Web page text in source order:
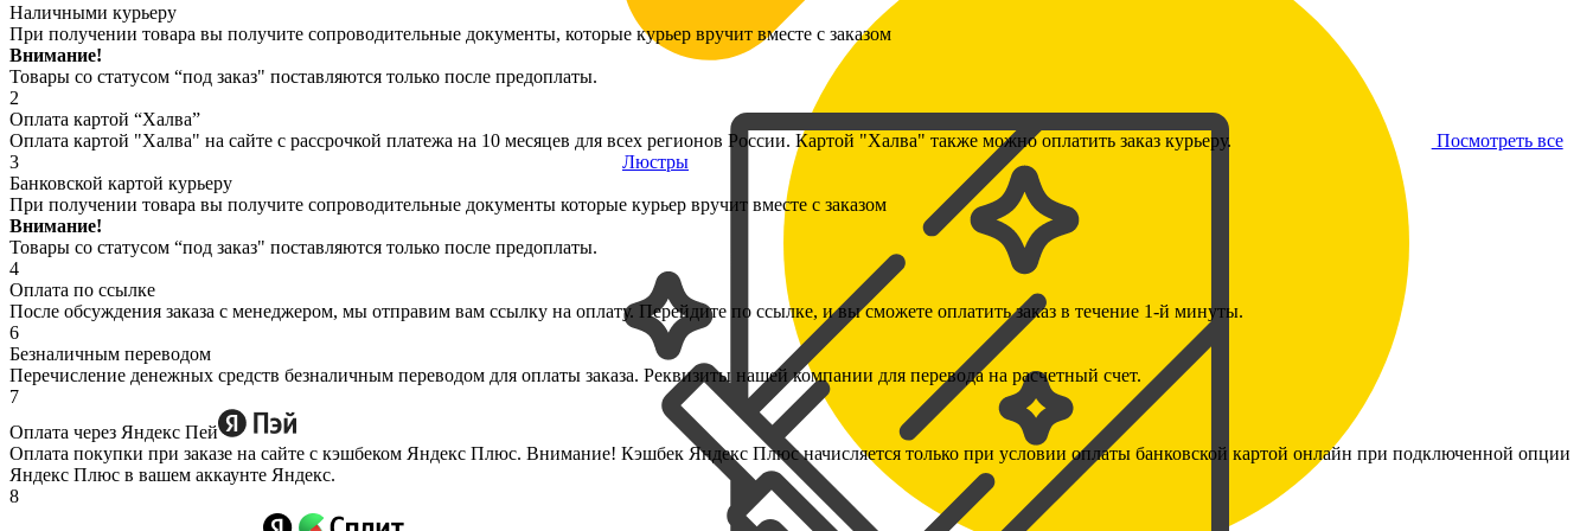
Посмотреть все
Люстры
Наличными курьеру
При получении товара вы получите сопроводительные документы, которые курьер вручит вместе с заказом
Внимание!
Товары со статусом “под заказ" поставляются только после предоплаты.
2
Оплата картой “Халва”
Оплата картой "Халва" на сайте с рассрочкой платежа на 10 месяцев для всех регионов России. Картой "Халва" также можно оплатить заказ курьеру.
3
Банковской картой курьеру
При получении товара вы получите сопроводительные документы которые курьер вручит вместе с заказом
Внимание!
Товары со статусом “под заказ" поставляются только после предоплаты.
4
Оплата по ссылке
После обсуждения заказа с менеджером, мы отправим вам ссылку на оплату. Перейдите по ссылке, и вы сможете оплатить заказ в течение 1-й минуты.
6
Безналичным переводом
Перечисление денежных средств безналичным переводом для оплаты заказа. Реквизиты нашей компании для перевода на расчетный счет.
7
Оплата через Яндекс Пей
Оплата покупки при заказе на сайте с кэшбеком Яндекс Плюс. Внимание! Кэшбек Яндекс Плюс начисляется только при условии оплаты банковской картой онлайн при подключенной опции
Яндекс Плюс в вашем аккаунте Яндекс.
8